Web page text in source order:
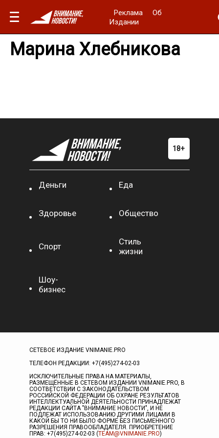
Реклама
Об
Издании
Марина Хлебникова
Деньги Еда
Здоровье Общество
Спорт
Стиль
жизни
Шоу-
бизнес
СЕТЕВОЕ ИЗДАНИЕ VNIMANIE.PRO
ТЕЛЕФОН РЕДАКЦИИ: +7(495)274-02-03
ИСКЛЮЧИТЕЛЬНЫЕ ПРАВА НА МАТЕРИАЛЫ,
РАЗМЕЩЁННЫЕ В СЕТЕВОМ ИЗДАНИИ VNIMANIE.PRO, В
СООТВЕТСТВИИ С ЗАКОНОДАТЕЛЬСТВОМ
РОССИЙСКОЙ ФЕДЕРАЦИИ ОБ ОХРАНЕ РЕЗУЛЬТАТОВ
ИНТЕЛЛЕКТУАЛЬНОЙ ДЕЯТЕЛЬНОСТИ ПРИНАДЛЕЖАТ
РЕДАКЦИИ САЙТА "ВНИМАНИЕ НОВОСТИ", И НЕ
ПОДЛЕЖАТ ИСПОЛЬЗОВАНИЮ ДРУГИМИ ЛИЦАМИ В
КАКОЙ БЫ ТО НИ БЫЛО ФОРМЕ БЕЗ ПИСЬМЕННОГО
РАЗРЕШЕНИЯ ПРАВООБЛАДАТЕЛЯ. ПРИОБРЕТЕНИЕ
ПРАВ: +7(495)274-02-03 (TEAM@VNIMANIE.PRO)